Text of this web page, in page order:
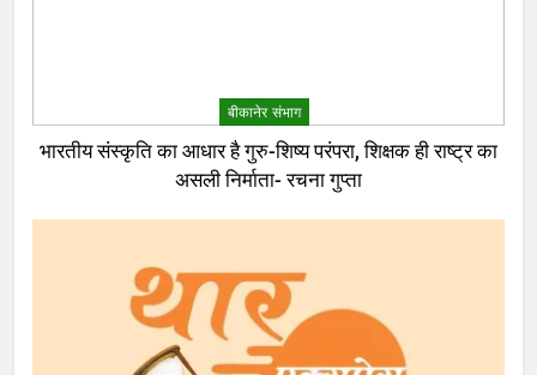
बीकानेर संभाग
भारतीय संस्कृति का आधार है गुरु-शिष्य परंपरा, शिक्षक ही राष्ट्र का
असली निर्माता- रचना गुप्ता